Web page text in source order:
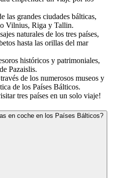
las grandes ciudades bálticas,
Vilnius, Riga y Tallin.
naturales de los tres países,
hasta las orillas del mar
históricos y patrimoniales,
Pazaislis.
de los numerosos museos y
de los Países Bálticos.
tres países en un solo viaje!
en coche en los Países Bálticos?